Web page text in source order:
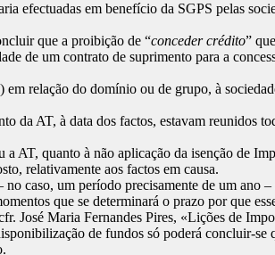
efectuadas em benefício da SGPS pelas
que a proibição de “conceder crédito”
de um contrato de suprimento para a
relação do domínio ou de grupo, à
AT, à data dos factos, estavam reunidos
AT, quanto à não aplicação da isenção de
relativamente aos factos em causa.
caso, um período precisamente de um ano
que se determinará o prazo por que
José Maria Fernandes Pires, «Lições de
de fundos só poderá concluir-se